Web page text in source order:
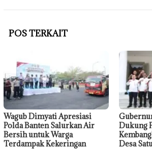
POS TERKAIT
Wagub Dimyati Apresiasi
Polda Banten Salurkan Air
Bersih untuk Warga
Terdampak Kekeringan
Dukung
Desa